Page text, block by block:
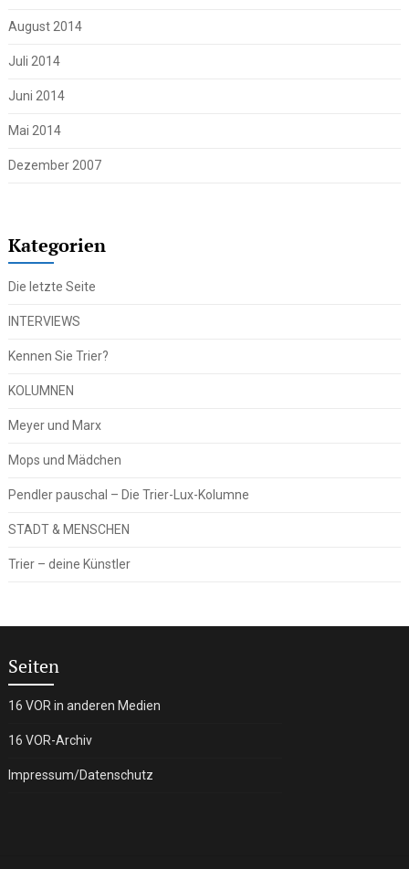
August 2014
Juli 2014
Juni 2014
Mai 2014
Dezember 2007
Kategorien
Die letzte Seite
INTERVIEWS
Kennen Sie Trier?
KOLUMNEN
Meyer und Marx
Mops und Mädchen
Pendler pauschal – Die Trier-Lux-Kolumne
STADT & MENSCHEN
Trier – deine Künstler
Seiten
16 VOR in anderen Medien
16 VOR-Archiv
Impressum/Datenschutz